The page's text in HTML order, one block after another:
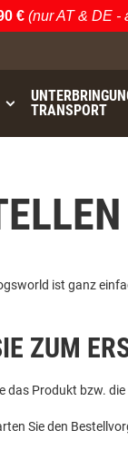
€ (nur AT & DE -
TRANSPORT
ist ganz
ZUM
das Produkt bzw.
Sie den